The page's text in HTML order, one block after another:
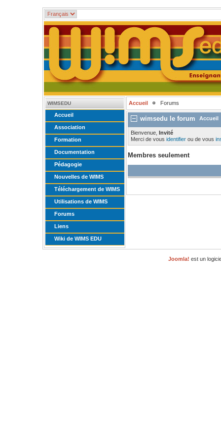
WIMSEDU
Accueil
Association
Formation
Documentation
Pédagogie
Nouvelles de WIMS
Téléchargement de WIMS
Utilisations de WIMS
Forums
Liens
Wiki de WIMS EDU
Accueil Forums
wimsedu le forum Accueil
Bienvenue, Invité
Merci de vous identifier ou de vous
Membres seulement
Joomla! est un